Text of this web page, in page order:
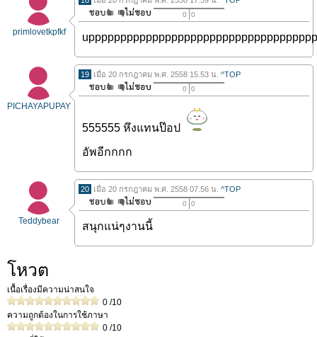
primlovetkpfkf
0 0
PICHAYAPUPAY
19 เมื่อ 20 กรกฎาคม พ.ศ. 2558 15.53 น. ^TOP
0 0
555555 หึงแทนป๊อป
อัพอีกกกก
Teddybear
20 เมื่อ 20 กรกฎาคม พ.ศ. 2558 07.56 น. ^TOP
0 0
สนุกแน่ๆงานนี้
โหวต
เนื้อเรื่องมีความน่าสนใจ
0 /10
ความถูกต้องในการใช้ภาษา
0 /10